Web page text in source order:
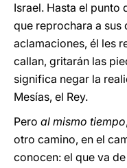
Israel. Hasta el punto
que reprochara a sus
aclamaciones, él les
callan, gritarán las
significa negar la
Mesías, el Rey.
Pero al mismo tiempo
otro camino, en el
conocen: el que va